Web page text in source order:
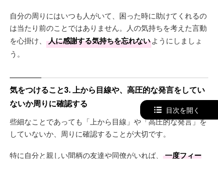
自分の周りにはいつも人がいて、困った時に助けてくれるの
は当たり前のことではありません。人の気持ちを考えた言動
を心掛け、
人に感謝する気持ちを忘れないようにしましょ
う。
気をつけること3. 上から目線や、高圧的な発言をしてい
ないか周りに確認する
些細なことであっても「上から目線」や「高圧的な発言」を
していないか、周りに確認することが大切です。
特に自分と親しい間柄の友達や同僚がいれば、
一度フィー
目次を開く